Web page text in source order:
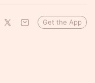
Get the App